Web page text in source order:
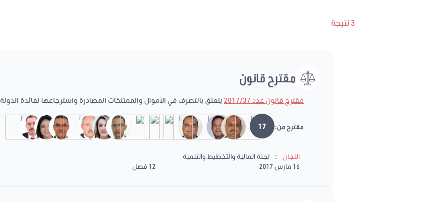
3 نتيجة
مقترح قانون
مقترح قانون عدد 2017/37 يتعلق بالتصرف في الأموال والممتلكات المصادرة واسترجاعها لفائدة الدولة
مقترح من: 17
اللجان :
لجنة المالية والتخطيط والتنمية
16 مارس 2017
12 فصل